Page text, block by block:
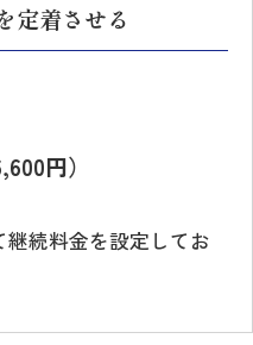
定着させる
円）
続料金を設定してお